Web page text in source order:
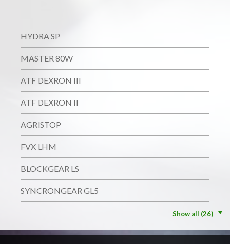
HYDRA SP
MASTER 80W
ATF DEXRON III
ATF DEXRON II
AGRISTOP
FVX LHM
BLOCKGEAR LS
SYNCRONGEAR GL5
Show all (26)